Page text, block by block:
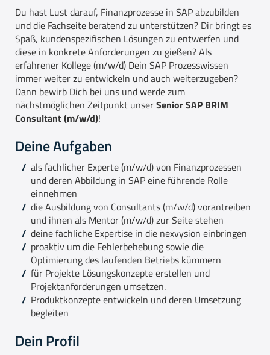
Du hast Lust darauf, Finanzprozesse in SAP abzubilden
und die Fachseite beratend zu unterstützen? Dir bringt es
Spaß, kundenspezifischen Lösungen zu entwerfen und
diese in konkrete Anforderungen zu gießen? Als
erfahrener Kollege (m/w/d) Dein SAP Prozesswissen
immer weiter zu entwickeln und auch weiterzugeben?
Dann bewirb Dich bei uns und werde zum
nächstmöglichen Zeitpunkt unserSenior SAP BRIM
Consultant (m/w/d)!
Deine Aufgaben
als fachlicher Experte (m/w/d) von Finanzprozessen
und deren Abbildung in SAP eine führende Rolle
einnehmen
die Ausbildung von Consultants (m/w/d) vorantreiben
und ihnen als Mentor (m/w/d) zur Seite stehen
deine fachliche Expertise in die nexvysion einbringen
proaktiv um die Fehlerbehebung sowie die
Optimierung des laufenden Betriebs kümmern
für Projekte Lösungskonzepte erstellen und
Projektanforderungen umsetzen.
Produktkonzepte entwickeln und deren Umsetzung
begleiten
Dein Profil